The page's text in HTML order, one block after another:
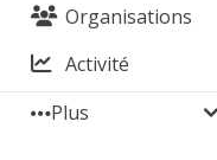
Organisations
Activité
Plus